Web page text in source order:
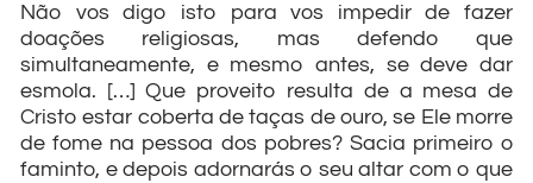
Não vos digo isto para vos impedir de fazer
doações religiosas, mas defendo que
simultaneamente, e mesmo antes, se deve dar
esmola. […] Que proveito resulta de a mesa de
Cristo estar coberta de taças de ouro, se Ele morre
de fome na pessoa dos pobres? Sacia primeiro o
faminto, e depois adornarás o seu altar com o que